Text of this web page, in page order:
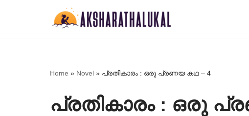
Home » Novel » പ്രതികാരം : ഒരു പ്രണയ കഥ – 4
പ്രതികാരം : ഒരു